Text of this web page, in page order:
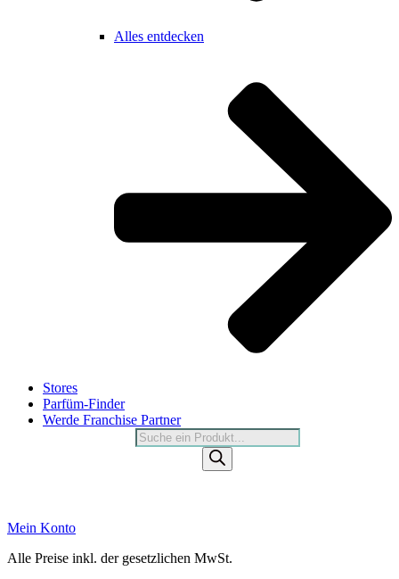
Alles entdecken
Stores
Parfüm-Finder
Werde Franchise Partner
Products
search
Mein Konto
Alle Preise inkl. der gesetzlichen MwSt.